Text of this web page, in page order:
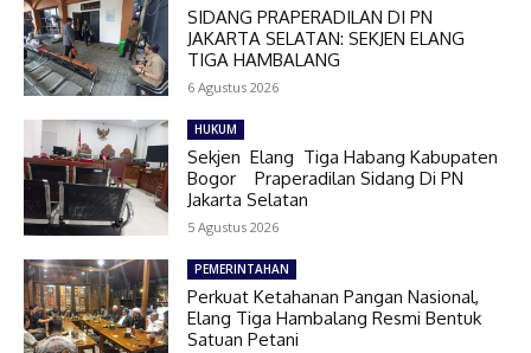
SIDANG PRAPERADILAN DI PN
JAKARTA SELATAN: SEKJEN ELANG
TIGA HAMBALANG
6 Agustus 2026
HUKUM
Sekjen Elang Tiga Habang Kabupaten
Bogor Praperadilan Sidang Di PN
Jakarta Selatan
5 Agustus 2026
PEMERINTAHAN
Perkuat Ketahanan Pangan Nasional,
Elang Tiga Hambalang Resmi Bentuk
Satuan Petani